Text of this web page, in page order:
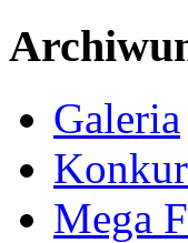
Galeria
Mega